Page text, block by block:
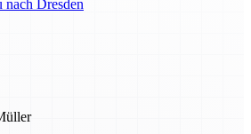
Dresden